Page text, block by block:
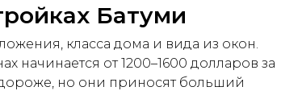
Батуми
класса дома и вида из окон.
начинается от 1200–1600 долларов за
но они приносят больший